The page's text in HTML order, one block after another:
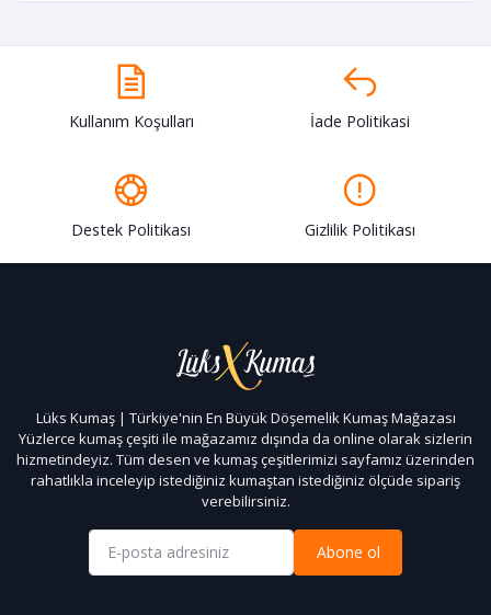
Kullanım Koşulları İade Politikasi
Destek Politikası Gizlilik Politikası
Lüks Kumaş | Türkiye'nin En Büyük Döşemelik Kumaş Mağazası
Yüzlerce kumaş çeşiti ile mağazamız dışında da online olarak sizlerin
hizmetindeyiz. Tüm desen ve kumaş çeşitlerimizi sayfamız üzerinden
rahatlıkla inceleyip istediğiniz kumaştan istediğiniz ölçüde sipariş
verebilirsiniz.
Abone ol